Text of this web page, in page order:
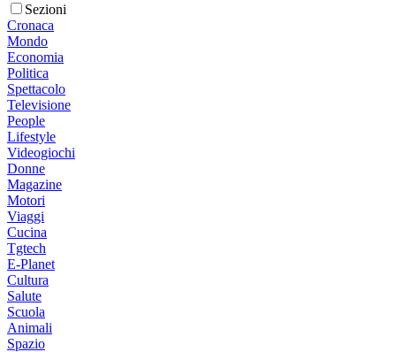
Sezioni
Cronaca
Mondo
Economia
Politica
Spettacolo
Televisione
People
Lifestyle
Videogiochi
Donne
Magazine
Motori
Viaggi
Cucina
Tgtech
E-Planet
Cultura
Salute
Scuola
Animali
Spazio